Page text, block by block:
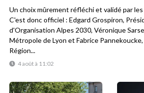
4 août à 11:02
Un choix mûrement réfléchi et validé par
C'est donc officiel : Edgard Grospiron,
d'Organisation Alpes 2030, Véronique
Métropole de Lyon et Fabrice
Région...